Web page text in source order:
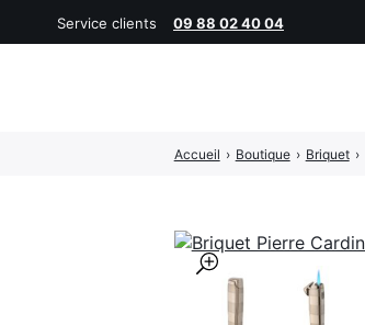
🔍
Accueil › Boutique › Briquet ›
Service clients 09 88 02 40 04
: